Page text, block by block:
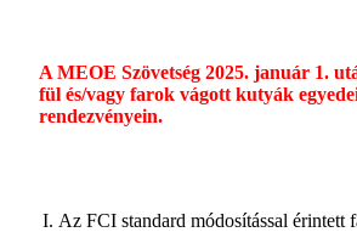
A MEOE Szövetség 2025. január 1.
fül és/vagy farok vágott kutyák
rendezvényein.
Az FCI standard módosítással érintett